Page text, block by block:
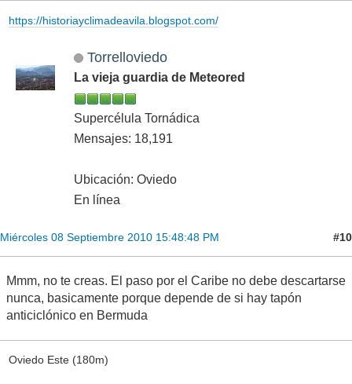
https://historiayclimadeavila.blogspot.com/
Torrelloviedo
La vieja guardia de Meteored
Supercélula Tornádica
Mensajes: 18,191
Ubicación: Oviedo
En línea
Miércoles 08 Septiembre 2010 15:48:48 PM #10
Mmm, no te creas. El paso por el Caribe no debe descartarse
nunca, basicamente porque depende de si hay tapón
anticiclónico en Bermuda
Oviedo Este (180m)